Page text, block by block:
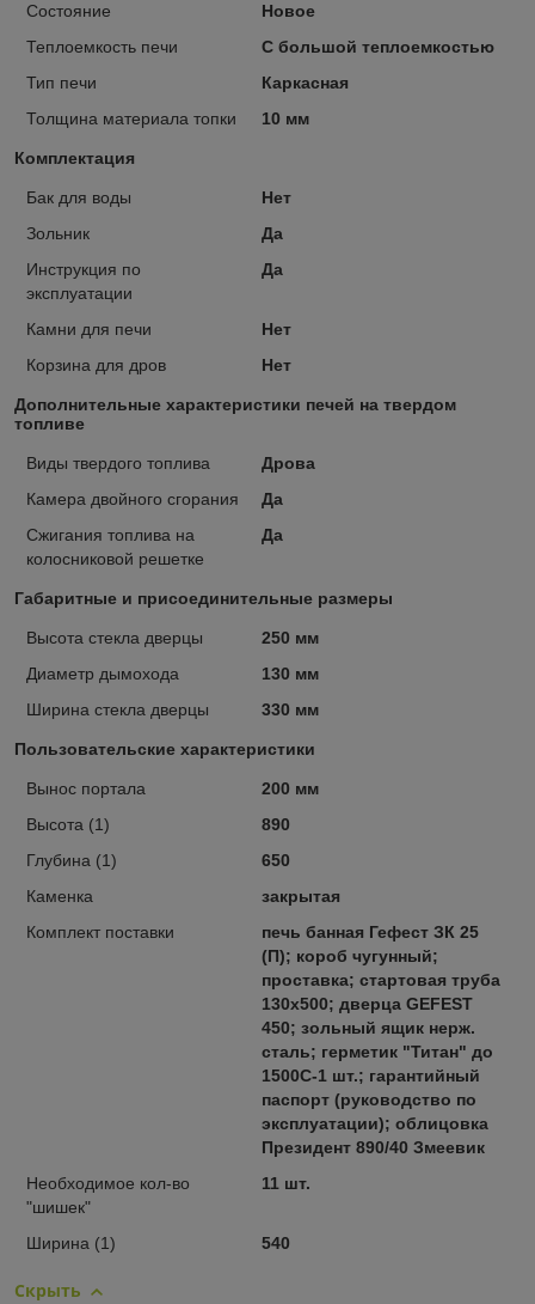
Состояние
Новое
Теплоемкость печи
С большой теплоемкостью
Тип печи
Каркасная
Толщина материала топки
10 мм
Комплектация
Бак для воды
Нет
Зольник
Да
Инструкция по
эксплуатации
Да
Камни для печи
Нет
Корзина для дров
Нет
Дополнительные характеристики печей на твердом
топливе
Виды твердого топлива
Дрова
Камера двойного сгорания
Да
Сжигания топлива на
колосниковой решетке
Да
Габаритные и присоединительные размеры
Высота стекла дверцы
250 мм
Диаметр дымохода
130 мм
Ширина стекла дверцы
330 мм
Пользовательские характеристики
Вынос портала
200 мм
Высота (1)
890
Глубина (1)
650
Каменка
закрытая
Комплект поставки
печь банная Гефест ЗК 25
(П); короб чугунный;
проставка; стартовая труба
130х500; дверца GEFEST
450; зольный ящик нерж.
сталь; герметик "Титан" до
1500С-1 шт.; гарантийный
паспорт (руководство по
эксплуатации); облицовка
Президент 890/40 Змеевик
Необходимое кол-во
"шишек"
11 шт.
Ширина (1) 540
Скрыть